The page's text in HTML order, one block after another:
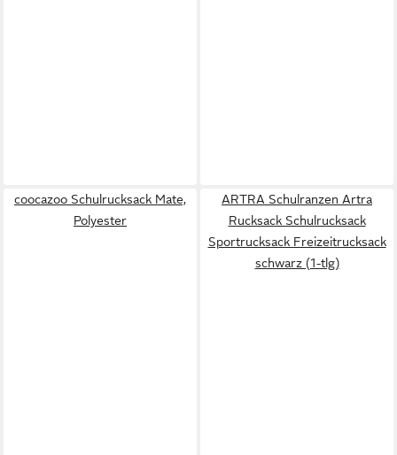
coocazoo Schulrucksack Mate,
Polyester
ARTRA Schulranzen Artra
Rucksack Schulrucksack
Sportrucksack Freizeitrucksack
schwarz (1-tlg)